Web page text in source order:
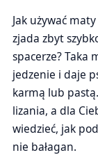
Jak używać
zjada zbyt
spacerze? Taka
jedzenie i daje
karmą lub
lizania, a dla
wiedzieć, jak
nie bałagan.